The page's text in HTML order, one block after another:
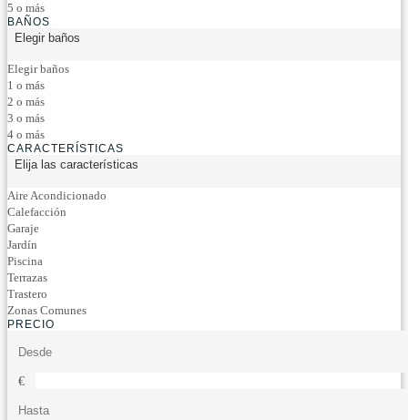
5 o más
BAÑOS
Elegir baños
Elegir baños
1 o más
2 o más
3 o más
4 o más
CARACTERÍSTICAS
Elija las características
Aire Acondicionado
Calefacción
Garaje
Jardín
Piscina
Terrazas
Trastero
Zonas Comunes
PRECIO
€